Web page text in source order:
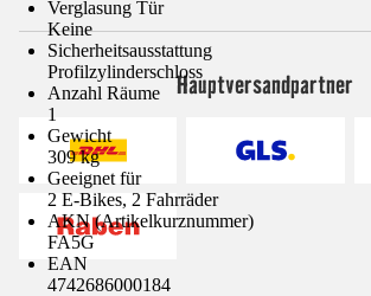
Verglasung Tür
Keine
Sicherheitsausstattung
Profilzylinderschloss
Anzahl Räume
1
Gewicht
309 kg
Geeignet für
2 E-Bikes, 2 Fahrräder
AKN (Artikelkurznummer)
FA5G
EAN
4742686000184
Hauptversandpartner